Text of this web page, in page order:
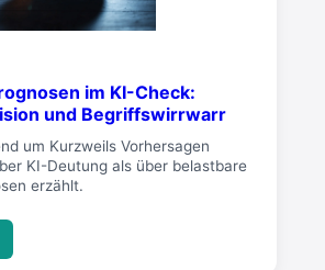
im KI-Check:
und Begriffswirrwarr
um Kurzweils Vorhersagen
KI-Deutung als über belastbare
erzählt.